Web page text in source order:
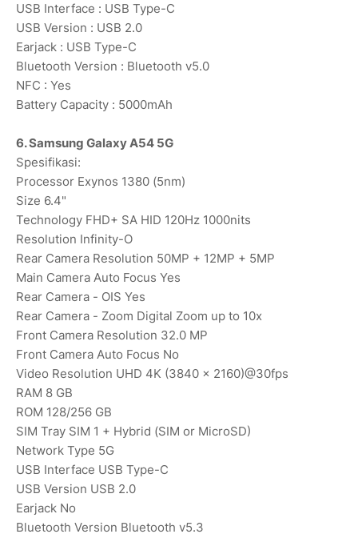
USB Interface : USB Type-C
USB Version : USB 2.0
Earjack : USB Type-C
Bluetooth Version : Bluetooth v5.0
NFC : Yes
Battery Capacity : 5000mAh
6. Samsung Galaxy A54 5G
Spesifikasi:
Processor Exynos 1380 (5nm)
Size 6.4"
Technology FHD+ SA HID 120Hz 1000nits
Resolution Infinity-O
Rear Camera Resolution 50MP + 12MP + 5MP
Main Camera Auto Focus Yes
Rear Camera - OIS Yes
Rear Camera - Zoom Digital Zoom up to 10x
Front Camera Resolution 32.0 MP
Front Camera Auto Focus No
Video Resolution UHD 4K (3840 x 2160)@30fps
RAM 8 GB
ROM 128/256 GB
SIM Tray SIM 1 + Hybrid (SIM or MicroSD)
Network Type 5G
USB Interface USB Type-C
USB Version USB 2.0
Earjack No
Bluetooth Version Bluetooth v5.3